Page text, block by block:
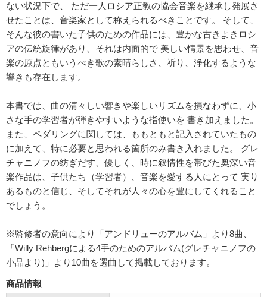
ない状況下で、 ただ一人ロシア正教の協会音楽を継承し発展さ
せたことは、音楽家として称えられるべきことです。 そして、
そんな彼の書いた子供のための作品には、豊かな古きよきロシ
アの伝統旋律があり、それは内面的で 美しい情景を思わせ、音
楽の原点ともいうべき歌の素晴らしさ、祈り、浄化するような
響きも存在します。
本書では、曲の清々しい響きや楽しいリズムを損なわずに、小
さな手の学習者が弾きやすいような指使いを 書き加えました。
また、ペダリングに関しては、ももともと記入されていたもの
に加えて、特に必要と思われる箇所のみ書き入れました。 グレ
チャニノフの紡ぎだす、優しく、時に叙情性を帯びた奥深い音
楽作品は、子供たち（学習者）、音楽を愛する人にとって 実り
あるものと信じ、そしてそれが人々の心を豊にしてくれること
でしょう。
※監修者の意向により「アンドリューのアルバム」より8曲、
「Willy Rehbergによる4手のためのアルバム(グレチャニノフの
小品より)」より10曲を選曲して掲載しております。
商品情報